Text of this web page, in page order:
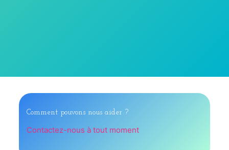
Comment pouvons nous aider ?
Contactez-nous à tout moment